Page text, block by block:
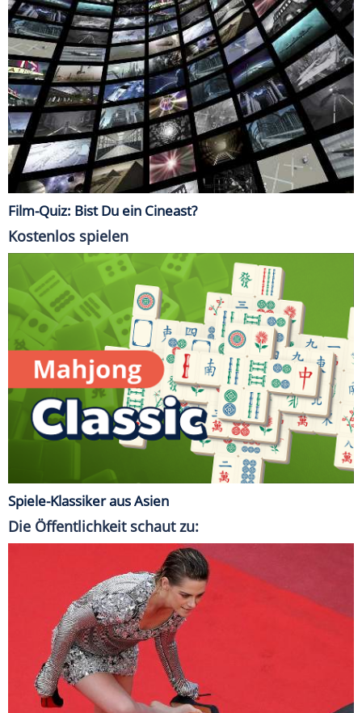
Film-Quiz: Bist Du ein Cineast?
Kostenlos spielen
Spiele-Klassiker aus Asien
Die Öffentlichkeit schaut zu: